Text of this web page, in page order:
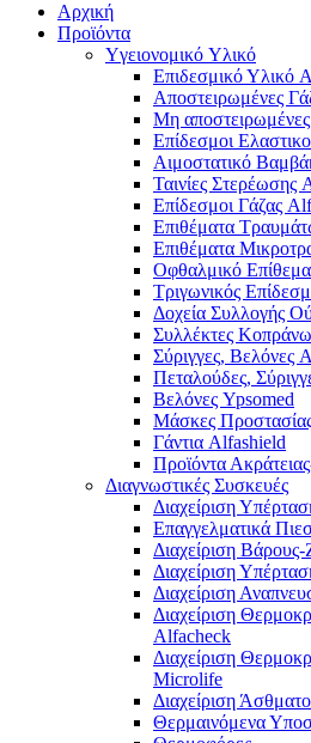
Αρχική
Προϊόντα
Yγειονομικό Yλικό
Επιδεσμικό Υλικό
Αποστειρωμένες
Μη
Επίδεσμοι
Αιμοστατικό
Ταινίες Στερέωσης
Επίδεσμοι Γάζας
Επιθέματα
Επιθέματα
Οφθαλμικό
Τριγωνικός
Δοχεία Συλλογής
Συλλέκτες
Σύριγγες, Βελόνες
Πεταλούδες,
Βελόνες Ypsomed
Μάσκες
Γάντια Alfashield
Προϊόντα
Διαγνωστικές Συσκευές
Διαχείριση
Επαγγελματικά
Διαχείριση
Διαχείριση
Διαχείριση
Διαχείριση
Alfacheck
Διαχείριση
Microlife
Διαχείριση
Θερμαινόμενα